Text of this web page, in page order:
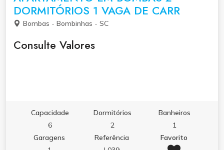
DORMITÓRIOS 1 VAGA DE CARR
Bombas - Bombinhas - SC
Consulte Valores
Capacidade
6
Dormitórios
2
Banheiros
1
Garagens
Referência
Favorito